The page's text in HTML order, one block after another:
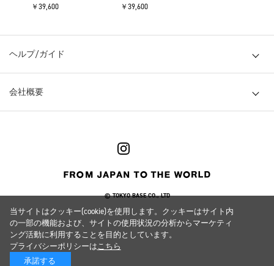
￥39,600 ￥39,600
ヘルプ/ガイド
会社概要
© TOKYO BASE CO., LTD
当サイトはクッキー(cookie)を使用します。クッキーはサイト内
の一部の機能および、サイトの使用状況の分析からマーケティ
ング活動に利用することを目的としています。
プライバシーポリシーはこちら
承諾する